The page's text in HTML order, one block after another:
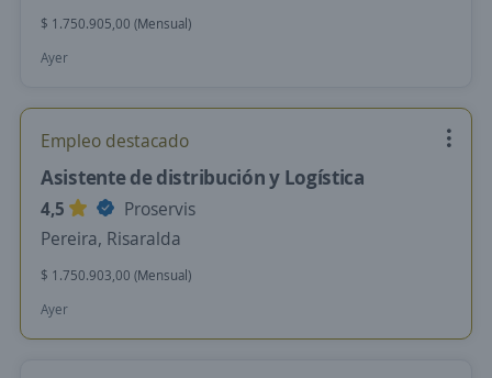
$ 1.750.905,00 (Mensual)
Ayer
Empleo destacado
Asistente de distribución y Logística
4,5
Proservis
Pereira, Risaralda
$ 1.750.903,00 (Mensual)
Ayer